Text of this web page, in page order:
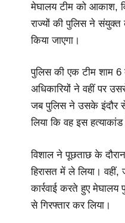
मेघालय टीम को आकाश,
राज्यों की पुलिस ने
किया जाएगा।
पुलिस की एक टीम शाम 6
अधिकारियों ने वहीं पर
जब पुलिस ने उसके इंदौर
लिया कि वह इस
विशाल ने पूछताछ के
हिरासत में ले लिया।
कार्रवाई करते हुए
से गिरफ्तार कर लिया।